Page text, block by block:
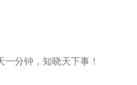
分钟，知晓天下事！